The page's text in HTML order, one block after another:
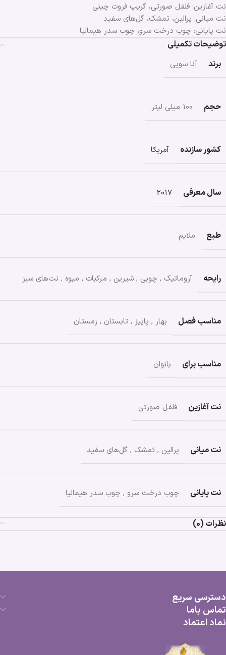
نت آغازین: فلفل صورتی، گریپ فروت چینی
نت میانی: پرالین، تمشک، گل‌های سفید
نت پایانی: چوب درخت سرو، چوب سدر هیمالیا
توضیحات تکمیلی
برند
آنا سویی
حجم 100 میلی لیتر
کشور سازنده آمریکا
سال معرفی 2017
طبع ملایم
رایحه آروماتیک , چوبی , شیرین , مرکبات , میوه , نت‌های سبز
مناسب فصل بهار , پاییز , تابستان , زمستان
مناسب برای بانوان
نت آغازین فلفل صورتی
نت میانی پرالین , تمشک , گل‌های سفید
نت پایانی چوب درخت سرو , چوب سدر هیمالیا
نظرات (0)
دسترسی سریع
تماس باما
نماد اعتماد